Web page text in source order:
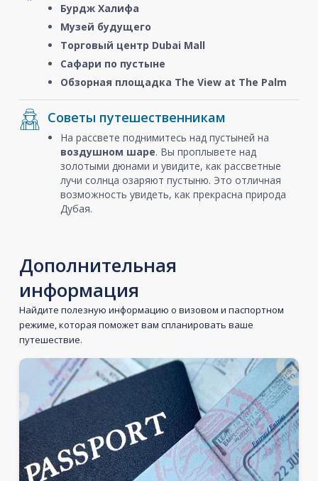
Бурдж Халифа
Музей будущего
Торговый центр Dubai Mall
Сафари по пустыне
Обзорная площадка The View at The Palm
Советы путешественникам
На рассвете поднимитесь над пустыней на
воздушном шаре. Вы проплывете над
золотыми дюнами и увидите, как рассветные
лучи солнца озаряют пустыню. Это отличная
возможность увидеть, как прекрасна природа
Дубая.
Дополнительная
информация
Найдите полезную информацию о визовом и паспортном
режиме, которая поможет вам спланировать ваше
путешествие.